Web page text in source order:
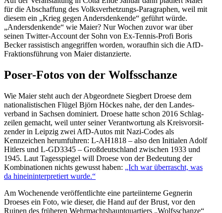
für die Abschaffung des Volks­ver­het­zungs-Paragraphen, weil mit
diesem ein „Krieg gegen Anders­den­kende“ geführt würde.
„Anders­den­kende“ wie Maier? Nur Wochen zuvor war über
seinen Twitter-Account der Sohn von Ex-Tennis-Profi Boris
Becker rassis­tisch angegriffen worden, woraufhin sich die AfD-
Frakti­ons­führung von Maier distanzierte.
Poser-Fotos von der Wolfsschanze
Wie Maier steht auch der Abgeordnete Siegbert Droese dem
natio­na­lis­ti­schen Flügel Björn Höckes nahe, der den Landes­
verband in Sachsen dominiert. Droese hatte schon 2016 Schlag­
zeilen gemacht, weil unter seiner Verant­wortung als Kreis­vor­sit­
zender in Leipzig zwei AfD-Autos mit Nazi-Codes als
Kennzeichen herum­fuhren: L‑AH1818 – also den Initialen Adolf
Hitlers und L‑GD3345 – Großdeutschland zwischen 1933 und
1945. Laut Tages­spiegel will Droese von der Bedeutung der
Kombi­na­tionen nichts gewusst haben: „Ich war überrascht, was
da hinein­in­ter­pre­tiert wurde.“
Am Wochenende veröf­fent­lichte eine partei­in­terne Gegnerin
Droeses ein Foto, wie dieser, die Hand auf der Brust, vor den
Ruinen des früheren Wehrmachts­haupt­quar­tiers „Wolfs­schanze“